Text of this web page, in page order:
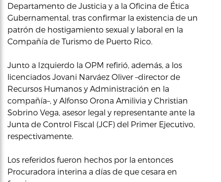
Departamento de Justicia y a la Oficina de Ética
Gubernamental, tras confirmar la existencia de un
patrón de hostigamiento sexual y laboral en la
Compañía de Turismo de Puerto Rico.
Junto a Izquierdo la OPM refirió, además, a los
licenciados Jovani Narváez Oliver –director de
Recursos Humanos y Administración en la
compañía–, y Alfonso Orona Amilivia y Christian
Sobrino Vega, asesor legal y representante ante la
Junta de Control Fiscal (JCF) del Primer Ejecutivo,
respectivamente.
Los referidos fueron hechos por la entonces
Procuradora interina a días de que cesara en